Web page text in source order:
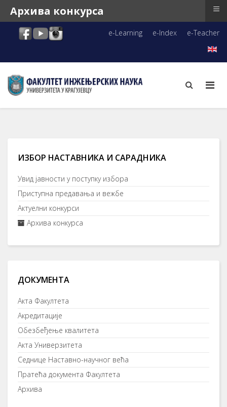
e-Learning e-Index e-Teacher
ИЗБОР НАСТАВНИКА И САРАДНИКА
Увид јавности у поступку избора
Приступна предавања и вежбе
Актуелни конкурси
Архива конкурса
ДОКУМЕНТА
Акта Факултета
Акредитације
Обезбеђење квалитета
Акта Универзитета
Седнице Наставно-научног већа
Пратећа документа Факултета
Архива
Архива конкурса ≡